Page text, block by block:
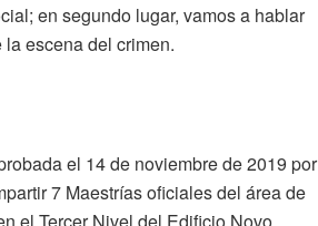
en segundo lugar, vamos a hablar
escena del crimen.
el 14 de noviembre de 2019 por
7 Maestrías oficiales del área de
el Tercer Nivel del Edificio Novo